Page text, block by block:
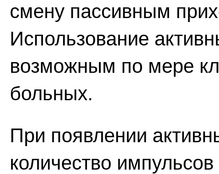
смену пассивным
Использование
возможным по мере
больных.
При появлении
количество